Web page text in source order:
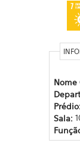
Nome
Prédio:
Sala: